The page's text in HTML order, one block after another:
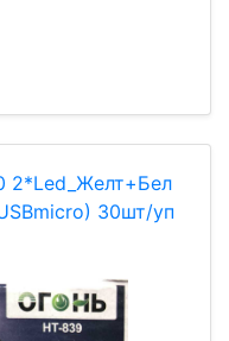
2*Led_Желт+Бел
30шт/уп